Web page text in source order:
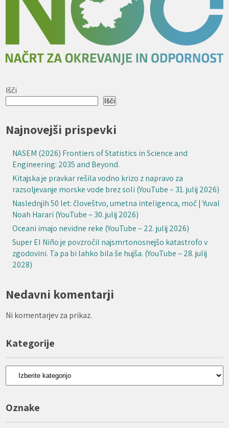
Išči
Išči
Najnovejši prispevki
NASEM (2026) Frontiers of Statistics in Science and
Engineering: 2035 and Beyond.
Kitajska je pravkar rešila vodno krizo z napravo za
razsoljevanje morske vode brez soli (YouTube – 31. julij 2026)
Naslednjih 50 let: človeštvo, umetna inteligenca, moč | Yuval
Noah Harari (YouTube – 30. julij 2026)
Oceani imajo nevidne reke (YouTube – 22. julij 2026)
Super El Niño je povzročil najsmrtonosnejšo katastrofo v
zgodovini. Ta pa bi lahko bila še hujša. (YouTube – 28. julij
2028)
Nedavni komentarji
Ni komentarjev za prikaz.
Kategorije
Kategorije
Oznake